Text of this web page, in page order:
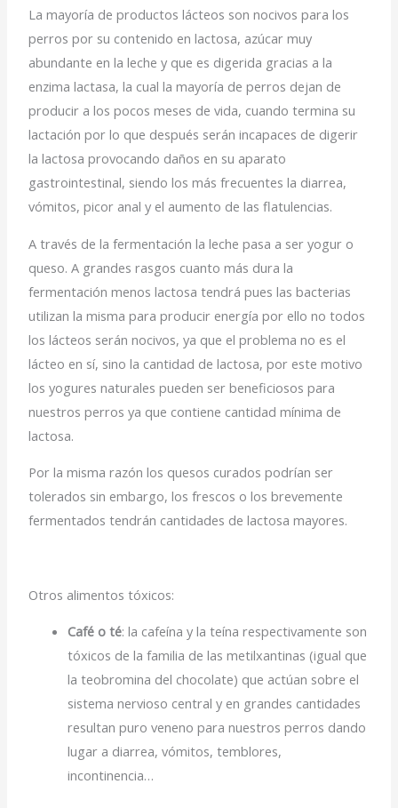
La mayoría de productos lácteos son nocivos para los
perros por su contenido en lactosa, azúcar muy
abundante en la leche y que es digerida gracias a la
enzima lactasa, la cual la mayoría de perros dejan de
producir a los pocos meses de vida, cuando termina su
lactación por lo que después serán incapaces de digerir
la lactosa provocando daños en su aparato
gastrointestinal, siendo los más frecuentes la diarrea,
vómitos, picor anal y el aumento de las flatulencias.
A través de la fermentación la leche pasa a ser yogur o
queso. A grandes rasgos cuanto más dura la
fermentación menos lactosa tendrá pues las bacterias
utilizan la misma para producir energía por ello no todos
los lácteos serán nocivos, ya que el problema no es el
lácteo en sí, sino la cantidad de lactosa, por este motivo
los yogures naturales pueden ser beneficiosos para
nuestros perros ya que contiene cantidad mínima de
lactosa.
Por la misma razón los quesos curados podrían ser
tolerados sin embargo, los frescos o los brevemente
fermentados tendrán cantidades de lactosa mayores.
Otros alimentos tóxicos:
Café o té: la cafeína y la teína respectivamente son
tóxicos de la familia de las metilxantinas (igual que
la teobromina del chocolate) que actúan sobre el
sistema nervioso central y en grandes cantidades
resultan puro veneno para nuestros perros dando
lugar a diarrea, vómitos, temblores,
incontinencia…